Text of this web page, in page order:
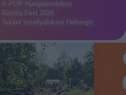
K-POP Huvipuistobileet
Rastila Fest 2026
Suuret risteilyalukset Helsingin…